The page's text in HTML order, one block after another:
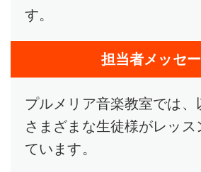
す。
担当者メッセ
プルメリア音楽教室では、
さまざまな生徒様がレッス
ています。